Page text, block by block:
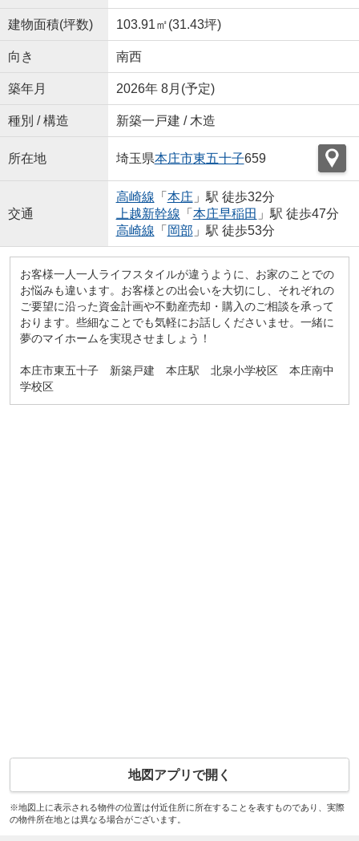
建物面積(坪数) 103.91㎡(31.43坪)
向き 南西
築年月 2026年 8月(予定)
種別 / 構造 新築一戸建 / 木造
所在地 埼玉県本庄市東五十子659
交通
高崎線 「 本庄 」駅 徒歩32分
上越新幹線 「 本庄早稲田 」駅 徒歩47分
高崎線 「 岡部 」駅 徒歩53分
お客様一人一人ライフスタイルが違うように、お家のことでの
お悩みも違います。お客様との出会いを大切にし、それぞれの
ご要望に沿った資金計画や不動産売却・購入のご相談を承って
おります。些細なことでも気軽にお話しくださいませ。一緒に
夢のマイホームを実現させましょう！
本庄市東五十子 新築戸建 本庄駅 北泉小学校区 本庄南中
学校区
地図アプリで開く
※地図上に表示される物件の位置は付近住所に所在することを表すものであり、実際
の物件所在地とは異なる場合がございます。